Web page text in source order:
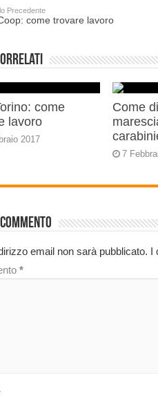
Precedente
come trovare lavoro
come
lavoro
2017
Come
7
email non sarà pubblicato. I
*